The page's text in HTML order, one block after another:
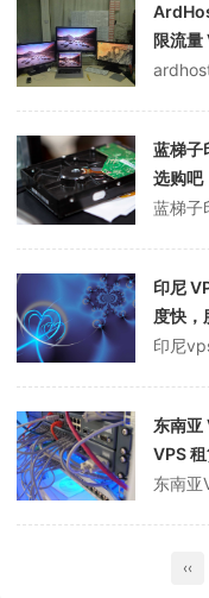
限流量
蓝梯子
选购吧
印尼
度快，
东南亚
VPS
‹‹